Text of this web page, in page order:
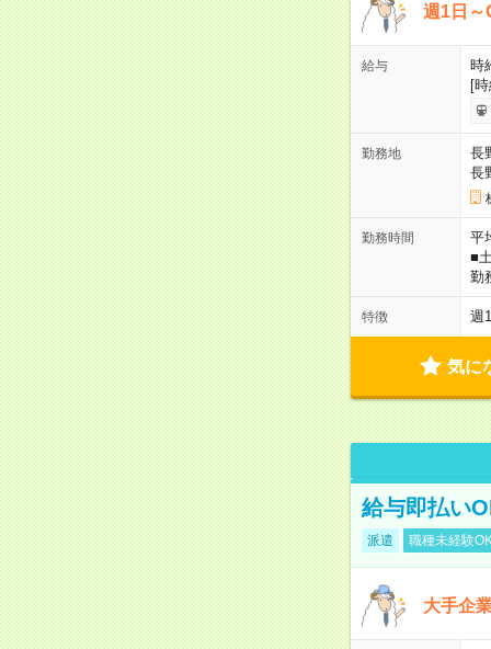
週1日～
給与
時
[
勤務地
長
長
勤務時間
平
■
勤
特徴 週
気に
給与即払い
派遣 職種未経験
大手企